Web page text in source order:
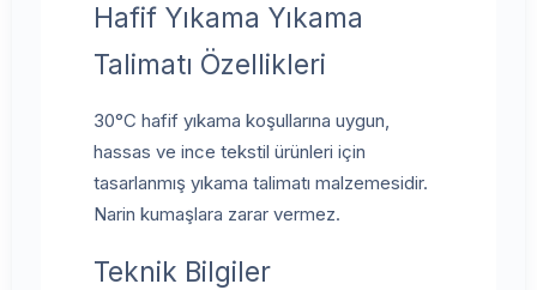
Hafif Yıkama Yıkama
Talimatı Özellikleri
30°C hafif yıkama koşullarına uygun,
hassas ve ince tekstil ürünleri için
tasarlanmış yıkama talimatı malzemesidir.
Narin kumaşlara zarar vermez.
Teknik Bilgiler